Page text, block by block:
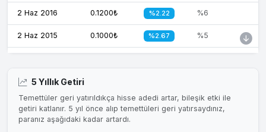
2 Haz 2016 0.1200₺ %2.22 %6
2 Haz 2015 0.1000₺ %2.67 %5
31 May 2013
31 May 2012 0.1000₺ %1.85 %13
31 May 2011
5 Yıllık Getiri
Temettüler geri yatırıldıkça hisse adedi artar, bileşik etki ile
getiri katlanır. 5 yıl önce alıp temettüleri geri yatırsaydınız,
paranız aşağıdaki kadar artardı.